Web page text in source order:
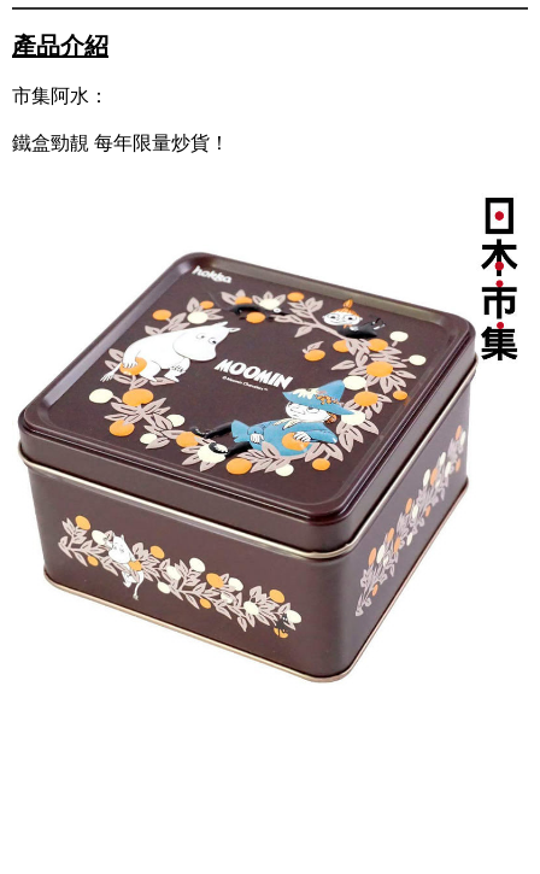
產品介紹
市集阿水：
鐵盒勁靚 每年限量炒貨！